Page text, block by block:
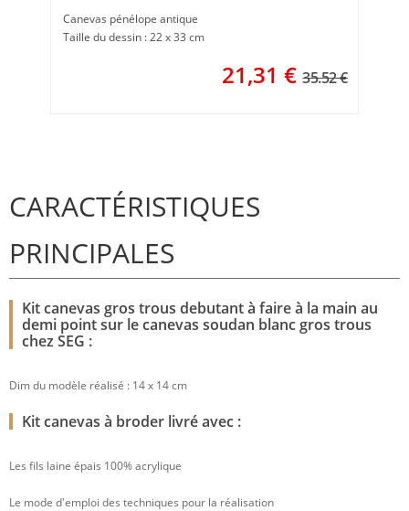
Canevas pénélope antique
Taille du dessin : 22 x 33 cm
21,31 € 35.52 €
CARACTÉRISTIQUES
PRINCIPALES
Kit canevas gros trous debutant à faire à la main au
demi point sur le canevas soudan blanc gros trous
chez SEG :
Dim du modèle réalisé : 14 x 14 cm
Kit canevas à broder livré avec :
Les fils laine épais 100% acrylique
Le mode d'emploi des techniques pour la réalisation